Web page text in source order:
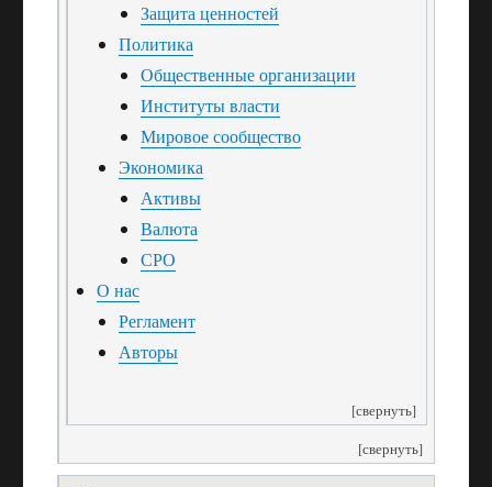
Защита ценностей
Политика
Общественные организации
Институты власти
Мировое сообщество
Экономика
Активы
Валюта
СРО
О нас
Регламент
Авторы
[свернуть]
[свернуть]